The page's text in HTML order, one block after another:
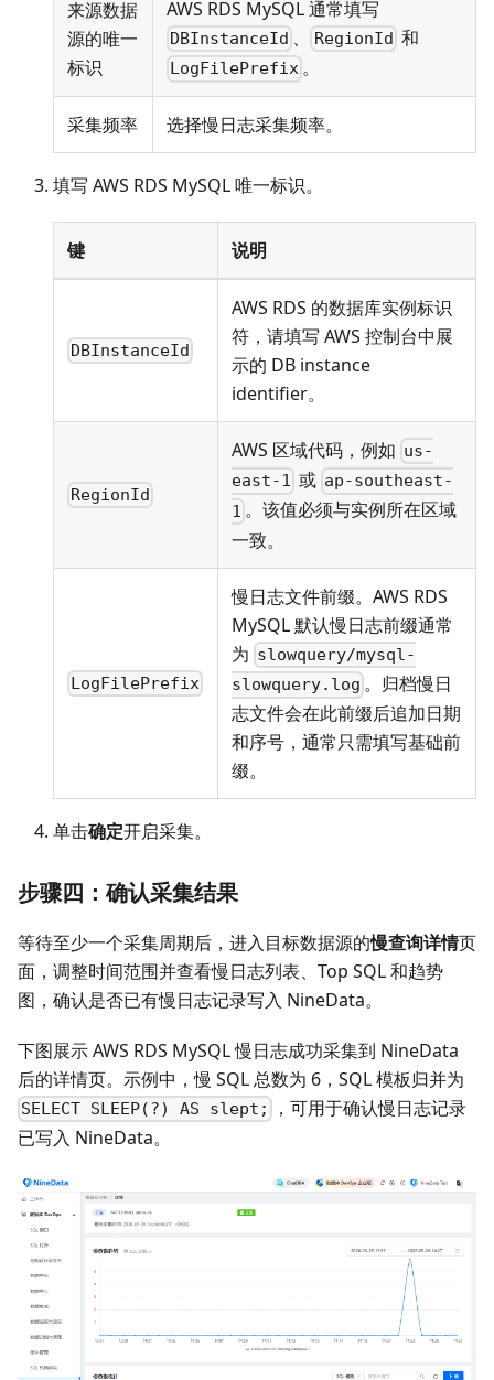
来源数据
源的唯一
标识
AWS RDS MySQL 通常填写
DBInstanceId 、 RegionId 和
LogFilePrefix 。
采集频率 选择慢日志采集频率。
填写 AWS RDS MySQL 唯一标识。
键 说明
DBInstanceId
AWS RDS 的数据库实例标识
符，请填写 AWS 控制台中展
示的 DB instance
identifier。
RegionId
AWS 区域代码，例如 us-
east-1 或 ap-southeast-
1 。该值必须与实例所在区域
一致。
LogFilePrefix
慢日志文件前缀。AWS RDS
MySQL 默认慢日志前缀通常
为 slowquery/mysql-
slowquery.log 。归档慢日
志文件会在此前缀后追加日期
和序号，通常只需填写基础前
缀。
单击确定开启采集。
步骤四：确认采集结果
等待至少一个采集周期后，进入目标数据源的慢查询详情页
面，调整时间范围并查看慢日志列表、Top SQL 和趋势
图，确认是否已有慢日志记录写入 NineData。
下图展示 AWS RDS MySQL 慢日志成功采集到 NineData
后的详情页。示例中，慢 SQL 总数为 6，SQL 模板归并为
SELECT SLEEP(?) AS slept;
，可用于确认慢日志记录
已写入 NineData。